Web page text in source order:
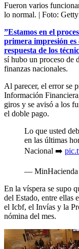
Fueron varios
lo normal. | Foto:
”Estamos en el
primera impresión es
respuesta de los
sí hubo un proceso de
finanzas nacionales.
Al parecer, el error se
Información
giros y se avisó a los
el doble pago.
Lo que usted
en las últimas
Nacional ➡️
— MinHacienda
En la víspera se supo
del Estado, entre ellas
el Icbf, el Invías y la
nómina del mes.